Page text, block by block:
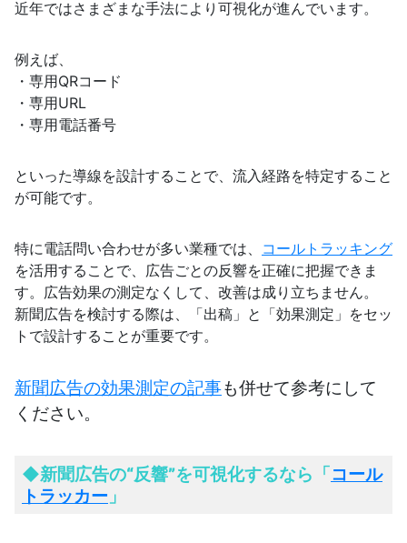
近年ではさまざまな手法により可視化が進んでいます。
例えば、
・専用QRコード
・専用URL
・専用電話番号
といった導線を設計することで、流入経路を特定すること
が可能です。
特に電話問い合わせが多い業種では、 コールトラッキング
を活用することで、広告ごとの反響を正確に把握できま
す。広告効果の測定なくして、改善は成り立ちません。
新聞広告を検討する際は、「出稿」と「効果測定」をセッ
トで設計することが重要です。
新聞広告の効果測定の記事も併せて参考にして
ください。
◆新聞広告の“反響”を可視化するなら「コール
トラッカー 」